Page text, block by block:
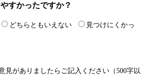
すかったですか？
どちらともいえない
見つけにくかっ
見がありましたらご記入ください（500字以